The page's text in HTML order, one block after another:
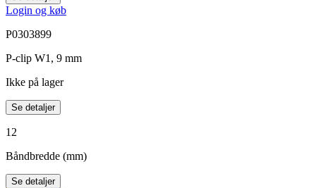
Login og køb
P0303899
P-clip W1, 9 mm
Ikke på lager
Se detaljer
12
Båndbredde (mm)
Se detaljer